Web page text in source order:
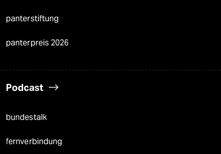
panterstiftung
panterpreis 2026
Podcast
bundestalk
fernverbindung